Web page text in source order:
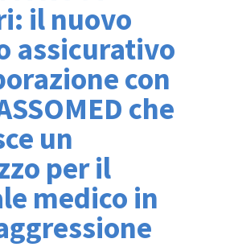
il nuovo
assicurativo
con
che
un
per il
medico in